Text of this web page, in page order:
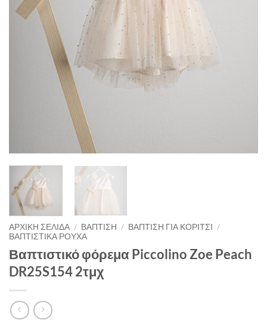
ΑΡΧΙΚΉ ΣΕΛΊΔΑ / ΒΑΠΤΙΣΗ / ΒΑΠΤΙΣΗ ΓΙΑ ΚΟΡΙΤΣΙ /
ΒΑΠΤΙΣΤΙΚΑ ΡΟΥΧΑ
Βαπτιστικό φόρεμα Piccolino Zoe Peach
DR25S154 2τμχ